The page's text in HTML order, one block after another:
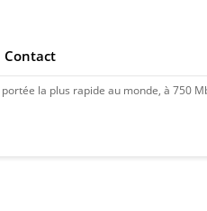
Contact
au monde, à 750 Mbps, lors d'essais